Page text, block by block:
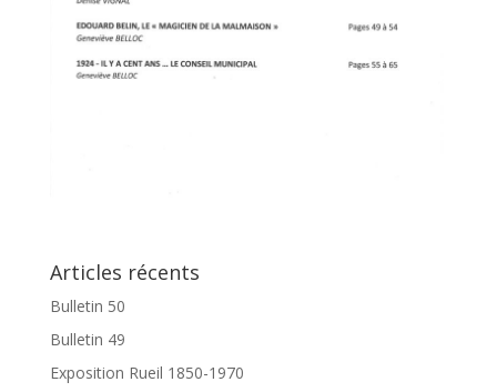
Articles récents
Bulletin 50
Bulletin 49
Exposition Rueil 1850-1970